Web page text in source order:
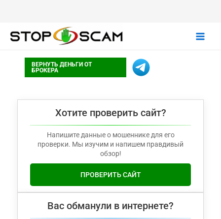
ВЕРНУТЬ ДЕНЬГИ ОТ
БРОКЕРА
Хотите проверить сайт?
Напишите данные о мошеннике для его
проверки. Мы изучим и напишем правдивый
обзор!
ПРОВЕРИТЬ САЙТ
Вас обманули в интернете?